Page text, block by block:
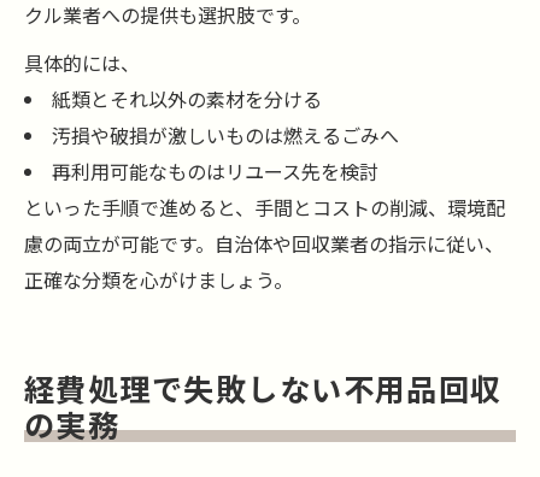
クル業者への提供も選択肢です。
具体的には、
紙類とそれ以外の素材を分ける
汚損や破損が激しいものは燃えるごみへ
再利用可能なものはリユース先を検討
といった手順で進めると、手間とコストの削減、環境配
慮の両立が可能です。自治体や回収業者の指示に従い、
正確な分類を心がけましょう。
経費処理で失敗しない不用品回収
の実務